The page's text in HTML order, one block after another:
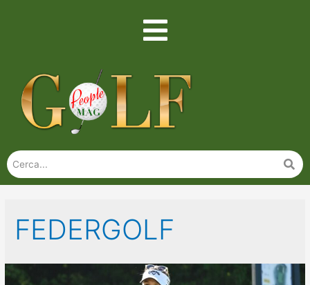
FEDERGOLF